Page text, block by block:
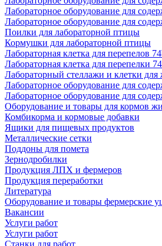
Лабораторное оборудование для
Лабораторное оборудование для
Поилки для лабораторной птицы
Кормушки для лабораторной птицы
Лабораторная клетка для перепелов
Лабораторная клетка для перепелки
Лабораторный стеллажи и клетки
Лабораторное оборудование для
Лабораторное оборудование для
Оборудование и товары для кормов
Комбикорма и кормовые добавки
Ящики для пищевых продуктов
Металлические сетки
Поддоны для помета
Зернодробилки
Продукция ЛПХ и фермеров
Продукция переработки
Литература
Оборудование и товары фермерские
Вакансии
Услуги работ
Услуги работ
Станки для работ